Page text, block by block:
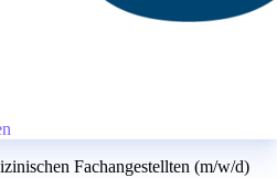
Fachangestellten (m/w/d)